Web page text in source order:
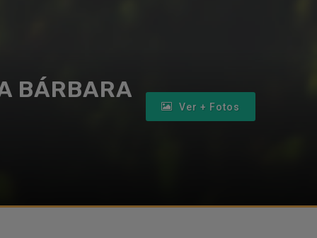
BÁRBARA
Ver + Fotos